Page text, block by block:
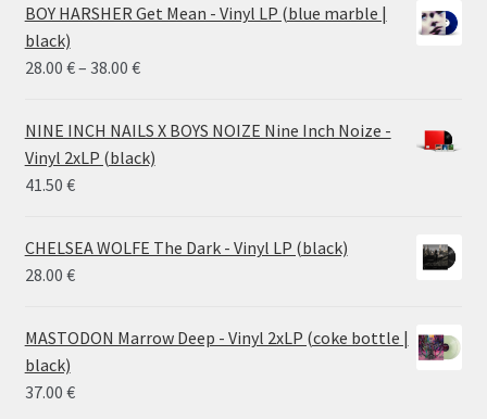
BOY HARSHER Get Mean - Vinyl LP (blue marble |
black)
28.00 €– 38.00 €Price
28.00 €
through
NINE INCH NAILS X BOYS NOIZE Nine Inch Noize -
Vinyl 2xLP (black)
41.50 €
CHELSEA WOLFE The Dark - Vinyl LP (black)
28.00 €
MASTODON Marrow Deep - Vinyl 2xLP (coke bottle |
black)
37.00 €